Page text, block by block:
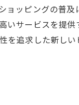
ッピングの普
いサービスを提
を追求した新し